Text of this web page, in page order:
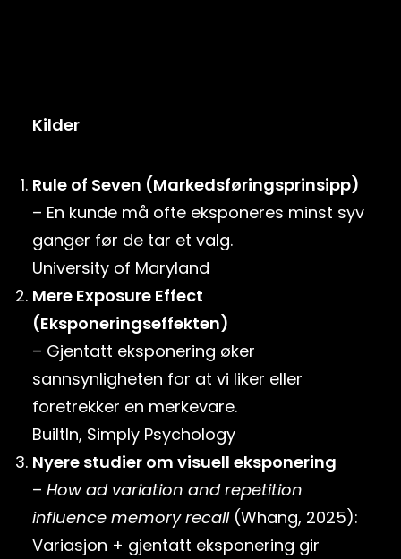
Kilder
Rule of Seven (Markedsføringsprinsipp)
– En kunde må ofte eksponeres minst syv
ganger før de tar et valg.
University of Maryland
Mere Exposure Effect
(Eksponeringseffekten)
– Gjentatt eksponering øker
sannsynligheten for at vi liker eller
foretrekker en merkevare.
BuiltIn, Simply Psychology
Nyere studier om visuell eksponering
– How ad variation and repetition
influence memory recall(Whang, 2025):
Variasjon + gjentatt eksponering gir